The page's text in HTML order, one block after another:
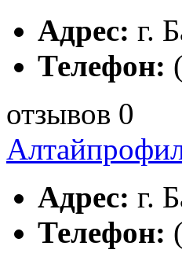
Адрес: г.
Телефон:
отзывов 0
Адрес: г.
Телефон: